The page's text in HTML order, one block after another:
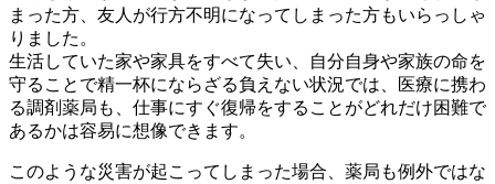
まった方、友人が行方不明になってしまった方もいらっしゃ
りました。
生活していた家や家具をすべて失い、自分自身や家族の命を
守ることで精一杯にならざる負えない状況では、医療に携わ
る調剤薬局も、仕事にすぐ復帰をすることがどれだけ困難で
あるかは容易に想像できます。
このような災害が起こってしまった場合、薬局も例外ではな